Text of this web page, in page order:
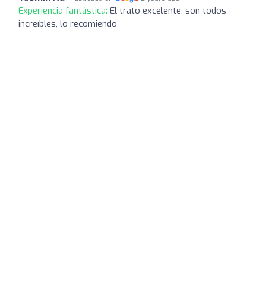
Experiencia fantástica: El trato excelente, son todos
increíbles, lo recomiendo